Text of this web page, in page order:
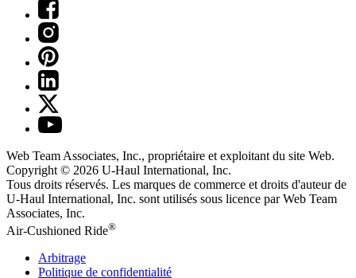
Web Team Associates, Inc., propriétaire et exploitant du site Web.
Copyright © 2026 U-Haul International, Inc.
Tous droits réservés. Les marques de commerce et droits d'auteur de
U-Haul International, Inc. sont utilisés sous licence par Web Team
Associates, Inc.
Air-Cushioned Ride®
Arbitrage
Politique de confidentialité